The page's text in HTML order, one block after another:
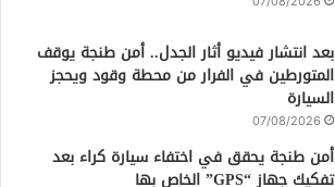
بعد انتشار فيديو أثار الجدل.. أمن طنجة يوقف
المتورطين في الفرار من محطة وقود ويحجز
السيارة
07/08/2026
أمن طنجة يحقق في اختفاء سيارة كراء بعد
تفكيك جهاز “GPS” الخاص بها